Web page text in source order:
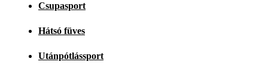
Csupasport
Hátsó füves
Utánpótlássport